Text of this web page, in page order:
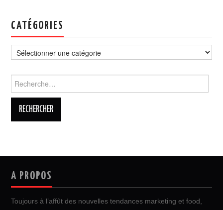
CATÉGORIES
A PROPOS
Toujours à l’affût des nouvelles tendances marketing et food,